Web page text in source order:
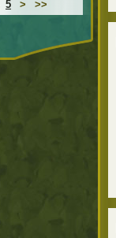
5 > >>